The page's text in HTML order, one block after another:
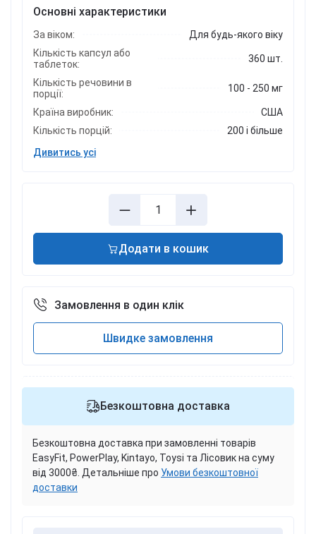
Основні характеристики
За віком:
Для будь-якого віку
Кількість капсул або
таблеток:
360 шт.
Кількість речовини в
порції:
100 - 250 мг
Країна виробник:
США
Кількість порцій:
200 і більше
Дивитись усі
Додати в кошик
Замовлення в один клік
Швидке замовлення
Безкоштовна доставка
Безкоштовна доставка при замовленні товарів
EasyFit, PowerPlay, Kintayo, Toysi та Лісовик на суму
від 3000₴. Детальніше про Умови безкоштовної
доставки